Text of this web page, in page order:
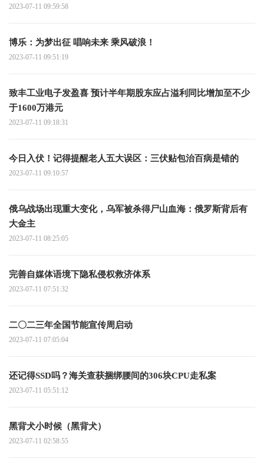
2023-07-11 09:59:58
博乐：为梦出征 唱响未来 乘风破浪！
2023-07-11 09:51:19
致丰工业电子发盈喜 预计半年期股东应占溢利同比增加至不少
于1600万港元
2023-07-11 09:18:31
今日入伏！记得提醒老人五大误区：三伏贴包治百病是错的
2023-07-11 09:10:57
俄乌战场出现重大变化，乌军被杀得尸山血海：俄罗斯背后有
大金主
2023-07-11 08:25:05
完善自媒体语境下隐私侵权救济体系
2023-07-11 07:51:32
二〇二三年全国节能宣传周启动
2023-07-11 07:05:04
还记得SSD吗？海关查获捆绑腰间的306块CPU走私案
2023-07-11 05:51:12
黑背犬小时候（黑背犬）
2023-07-11 02:58:55